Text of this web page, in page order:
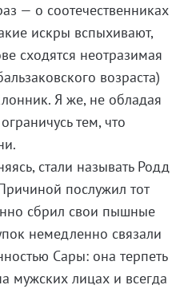
— о соотечественниках
искры вспыхивают,
сходятся неотразимая
возраста)
Я же, не обладая
тем, что
стали называть Родд
послужил тот
сбрил свои пышные
немедленно связали
Сары: она терпеть
мужских лицах и всегда